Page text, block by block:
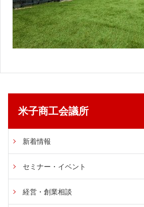
米子商工会議所
新着情報
セミナー・イベント
経営・創業相談